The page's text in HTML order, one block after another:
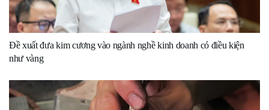
Đề xuất đưa kim cương vào ngành nghề kinh doanh có điều kiện
như vàng